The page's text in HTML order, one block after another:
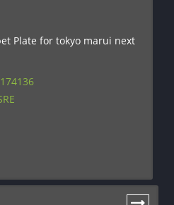
Plate for tokyo marui next